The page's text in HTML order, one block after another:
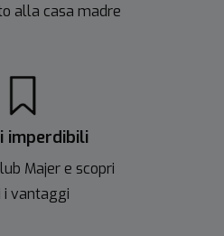
alla casa madre
imperdibili
Majer e scopri
vantaggi